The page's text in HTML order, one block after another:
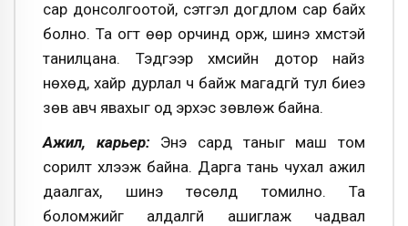
сар донсолгоотой, сэтгэл догдлом сар байх
болно. Та огт өөр орчинд орж, шинэ хүмүүстэй
танилцана. Тэдгээр хүмүүсийн дотор найз
нөхөд, хайр дурлал ч байж магадгүй тул биеэ
зөв авч явахыг од эрхэс зөвлөж байна.
Ажил, карьер: Энэ сард таныг маш том
сорилт хүлээж байна. Дарга тань чухал ажил
даалгах, шинэ төсөлд томилно. Та
боломжийг алдалгүй ашиглаж чадвал